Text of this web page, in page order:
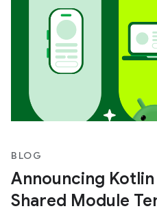
BLOG
Announcing
Shared Module